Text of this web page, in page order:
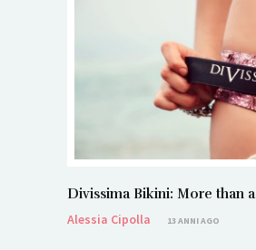
Divissima Bikini: More than
Alessia Cipolla
13 ANNI AGO